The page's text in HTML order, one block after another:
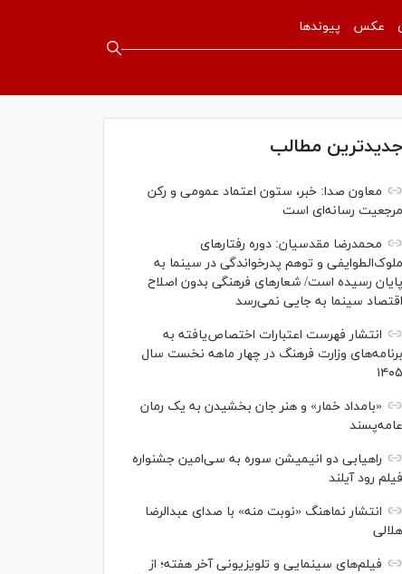
عکس پیوندها
جدیدترین مطالب
معاون صدا: خبر، ستون اعتماد عمومی و رکن
مرجعیت رسانه‌ای است
محمدرضا مقدسیان: دوره رفتارهای
ملوک‌الطوایفی و توهم پدرخواندگی در سینما به
پایان رسیده است/ شعارهای فرهنگی بدون اصلاح
اقتصاد سینما به جایی نمی‌رسد
انتشار فهرست اعتبارات اختصاص‌یافته به
برنامه‌های وزارت فرهنگ در چهار ماهه نخست سال
۱۴۰۵
«بامداد خمار» و هنر جان بخشیدن به یک رمان
عامه‌پسند
راهیابی دو انیمیشن سوره به سی‌امین جشنواره
فیلم رود آیلند
انتشار نماهنگ «نوبت منه» با صدای عبدالرضا
هلالی
فیلم‌های سینمایی و تلویزیونی آخر هفته؛ از